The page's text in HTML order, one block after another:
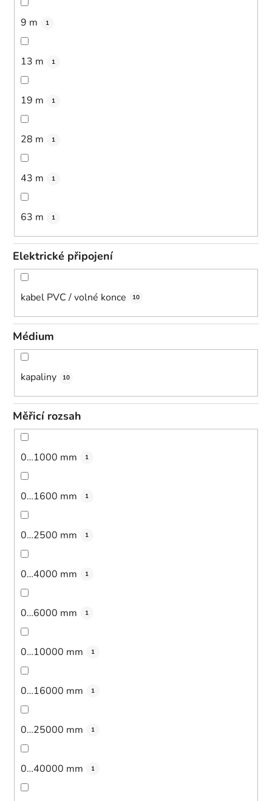
9 m 1
13 m 1
19 m 1
28 m 1
43 m 1
63 m 1
Elektrické připojení
kabel PVC / volné konce 10
Médium
kapaliny 10
Měřicí rozsah
0…1000 mm 1
0…1600 mm 1
0…2500 mm 1
0…4000 mm 1
0…6000 mm 1
0…10000 mm 1
0…16000 mm 1
0…25000 mm 1
0…40000 mm 1